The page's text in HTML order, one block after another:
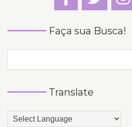
Faça sua Busca!
Translate